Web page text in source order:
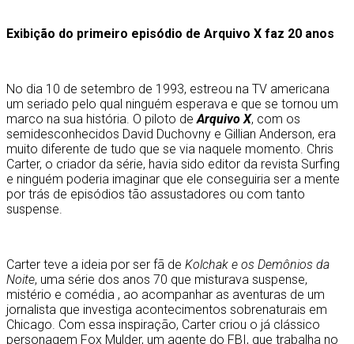
Exibição do primeiro episódio de Arquivo X faz 20 anos
No dia 10 de setembro de 1993, estreou na TV americana
um seriado pelo qual ninguém esperava e que se tornou um
marco na sua história. O piloto de Arquivo X, com os
semidesconhecidos David Duchovny e Gillian Anderson, era
muito diferente de tudo que se via naquele momento. Chris
Carter, o criador da série, havia sido editor da revista Surfing
e ninguém poderia imaginar que ele conseguiria ser a mente
por trás de episódios tão assustadores ou com tanto
suspense.
Carter teve a ideia por ser fã de Kolchak e os Demônios da
Noite, uma série dos anos 70 que misturava suspense,
mistério e comédia , ao acompanhar as aventuras de um
jornalista que investiga acontecimentos sobrenaturais em
Chicago. Com essa inspiração, Carter criou o já clássico
personagem Fox Mulder, um agente do FBI, que trabalha no